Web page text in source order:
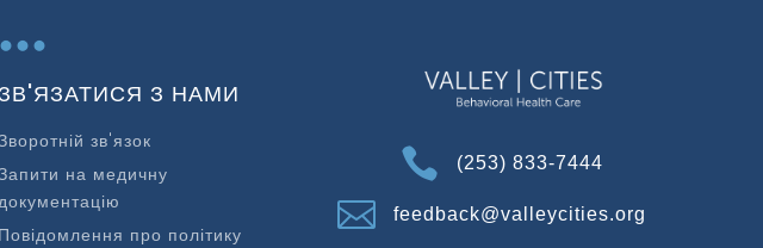
...
З НАМИ
зв'язок
на медичну
Повідомлення про політику
 (253) 833-7444
 feedback@valleycities.org